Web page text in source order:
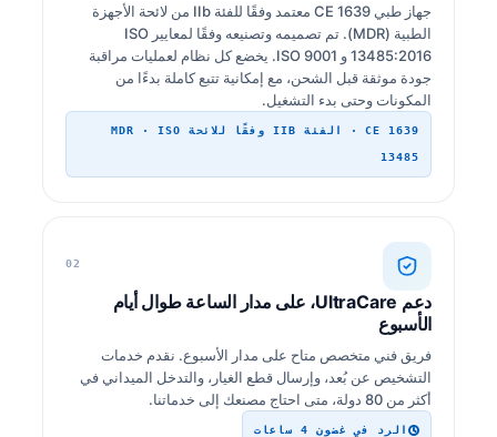
جهاز طبي CE 1639 معتمد وفقًا للفئة IIb من لائحة الأجهزة
الطبية (MDR). تم تصميمه وتصنيعه وفقًا لمعايير ISO
13485:2016 و ISO 9001. يخضع كل نظام لعمليات مراقبة
جودة موثقة قبل الشحن، مع إمكانية تتبع كاملة بدءًا من
المكونات وحتى بدء التشغيل.
CE 1639 · الفئة IIB وفقًا للائحة MDR · ISO
13485
02
دعم UltraCare، على مدار الساعة طوال أيام
الأسبوع
فريق فني متخصص متاح على مدار الأسبوع. نقدم خدمات
التشخيص عن بُعد، وإرسال قطع الغيار، والتدخل الميداني في
أكثر من 80 دولة، متى احتاج مصنعك إلى خدماتنا.
الرد في غضون 4 ساعات